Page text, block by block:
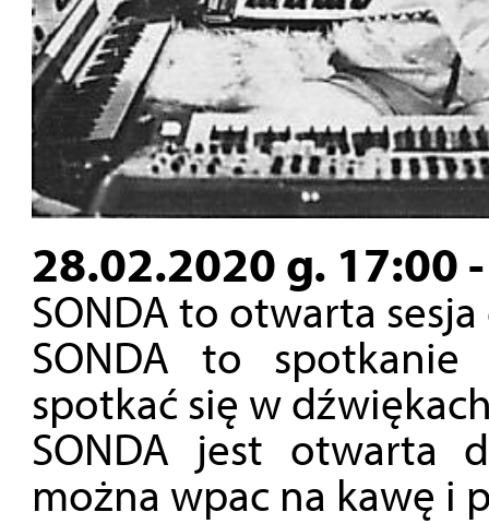
28.02.2020 g. 17:00
SONDA to otwarta
SONDA to
spotkać się w
SONDA jest otwarta
można wpac na kawę i